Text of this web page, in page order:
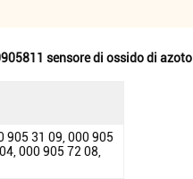
sensore di ossido di azoto
905 31 09, 000 905
000 905 72 08,